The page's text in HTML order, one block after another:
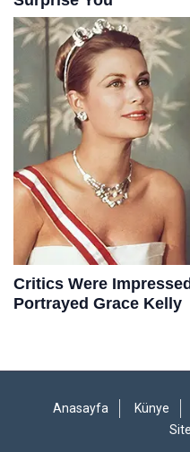
Anasayfa Künye